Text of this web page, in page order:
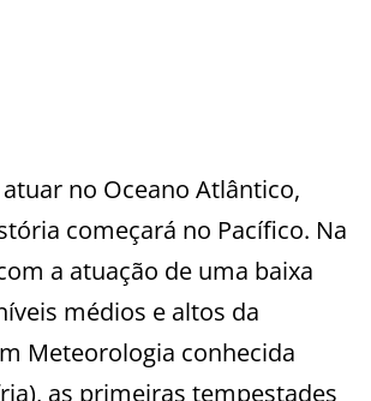
no Oceano Atlântico,
começará no Pacífico. Na
a atuação de uma baixa
médios e altos da
Meteorologia conhecida
as primeiras tempestades